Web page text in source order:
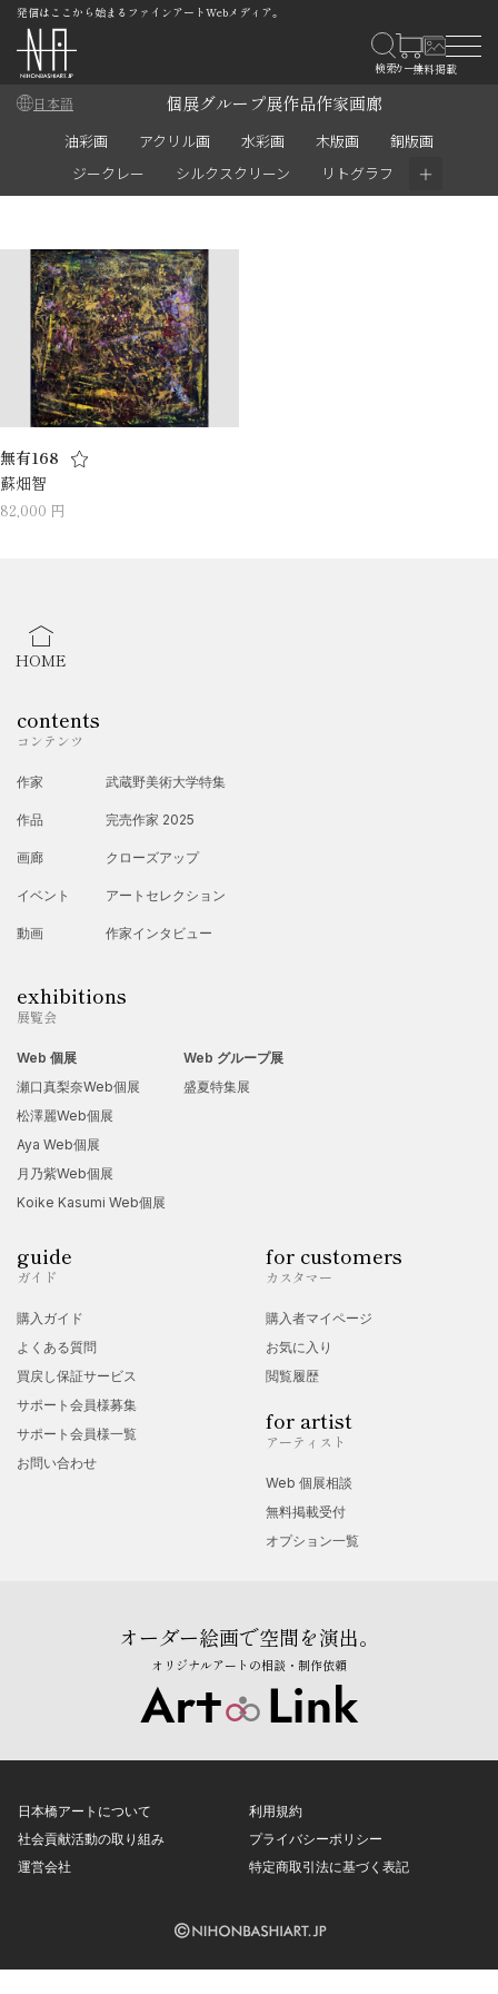
発信はここから始まるファインアートWebメディア。
日本語 個展グループ展作品作家画廊
油彩画 アクリル画 水彩画 木版画
銅版画
ジークレー
シルクスクリーン リトグラフ ＋
無有168
蘇畑智
82,000 円
HOME
contents
コンテンツ
作家
作品
画廊
イベント
動画
武蔵野美術大学特集
完売作家 2025
クローズアップ
アートセレクション
作家インタビュー
exhibitions
展覧会
Web 個展
瀬口真梨奈Web個展
松澤麗Web個展
Aya Web個展
月乃紫Web個展
Koike Kasumi Web個展
Web グループ展
盛夏特集展
guide
ガイド
購入ガイド
よくある質問
買戻し保証サービス
サポート会員様募集
サポート会員様一覧
お問い合わせ
for customers
カスタマー
購入者マイページ
お気に入り
閲覧履歴
for artist
アーティスト
Web 個展相談
無料掲載受付
オプション一覧
オーダー絵画で空間を演出。
オリジナルアートの相談・制作依頼
日本橋アートについて
社会貢献活動の取り組み
運営会社
利用規約
プライバシーポリシー
特定商取引法に基づく表記